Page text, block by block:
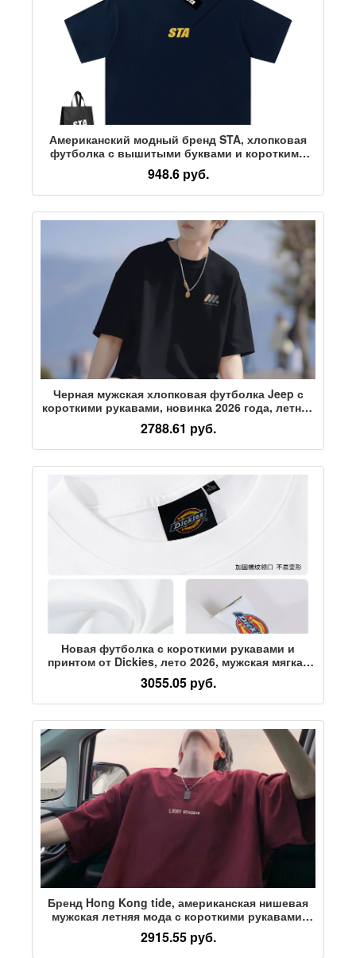
Американский модный бренд STA, хлопковая
футболка с вышитыми буквами и короткими
рукавами для мужчин и женщин, свободная и
универсальная летняя пара оверсайз с
короткими рукавами
948.6 руб.
Черная мужская хлопковая футболка Jeep с
короткими рукавами, новинка 2026 года, летние
топы, мужская молодежная модная одежда
высокого класса
2788.61 руб.
Новая футболка с короткими рукавами и
принтом от Dickies, лето 2026, мужская мягкая
тонкая рубашка с короткими рукавами
свободного кроя Y
3055.05 руб.
Бренд Hong Kong tide, американская нишевая
мужская летняя мода с короткими рукавами,
простая универсальная хлопковая футболка
ins natal year винно-красного цвета
2915.55 руб.